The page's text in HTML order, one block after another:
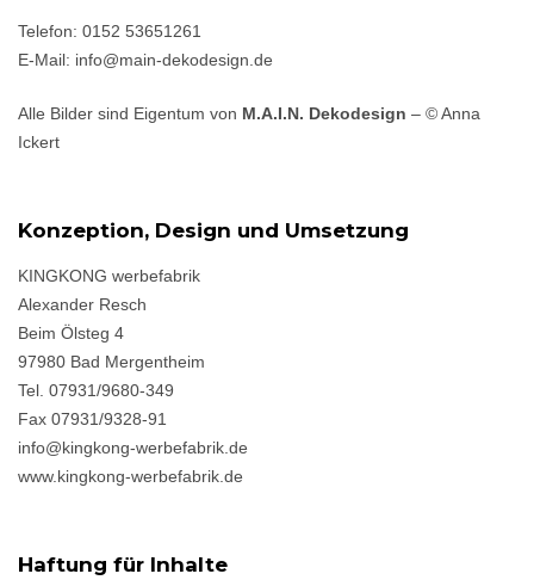
Telefon: 0152 53651261
E-Mail: info@main-dekodesign.de
Alle Bilder sind Eigentum von M.A.I.N. Dekodesign – © Anna
Ickert
Konzeption, Design und Umsetzung
KINGKONG werbefabrik
Alexander Resch
Beim Ölsteg 4
97980 Bad Mergentheim
Tel. 07931/9680-349
Fax 07931/9328-91
info@kingkong-werbefabrik.de
www.kingkong-werbefabrik.de
Haftung für Inhalte